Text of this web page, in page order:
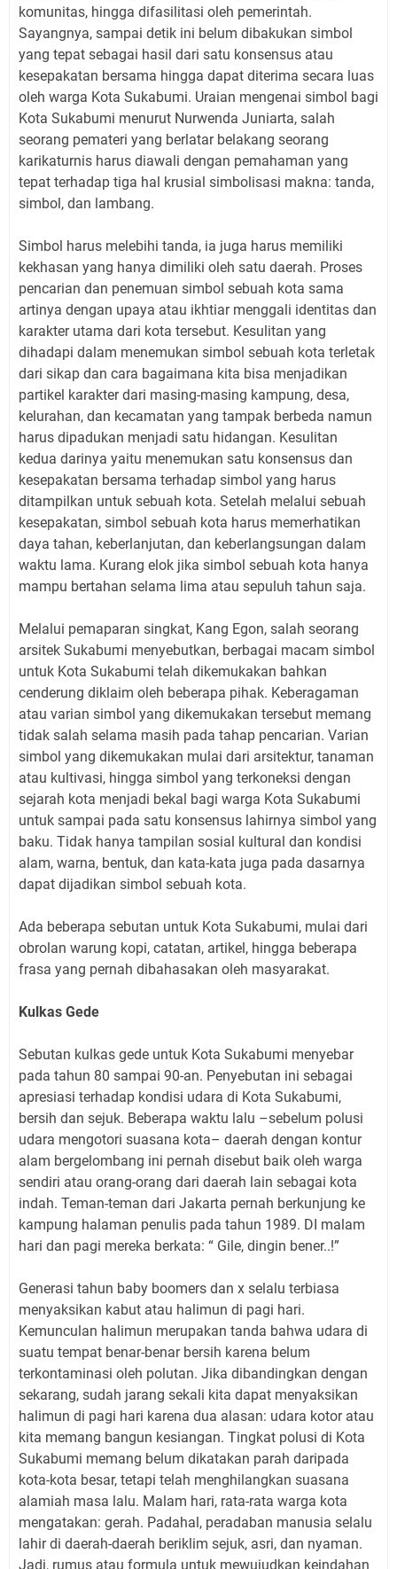
komunitas, hingga difasilitasi oleh pemerintah.
Sayangnya, sampai detik ini belum dibakukan simbol
yang tepat sebagai hasil dari satu konsensus atau
kesepakatan bersama hingga dapat diterima secara luas
oleh warga Kota Sukabumi. Uraian mengenai simbol bagi
Kota Sukabumi menurut Nurwenda Juniarta, salah
seorang pemateri yang berlatar belakang seorang
karikaturnis harus diawali dengan pemahaman yang
tepat terhadap tiga hal krusial simbolisasi makna: tanda,
simbol, dan lambang.
Simbol harus melebihi tanda, ia juga harus memiliki
kekhasan yang hanya dimiliki oleh satu daerah. Proses
pencarian dan penemuan simbol sebuah kota sama
artinya dengan upaya atau ikhtiar menggali identitas dan
karakter utama dari kota tersebut. Kesulitan yang
dihadapi dalam menemukan simbol sebuah kota terletak
dari sikap dan cara bagaimana kita bisa menjadikan
partikel karakter dari masing-masing kampung, desa,
kelurahan, dan kecamatan yang tampak berbeda namun
harus dipadukan menjadi satu hidangan. Kesulitan
kedua darinya yaitu menemukan satu konsensus dan
kesepakatan bersama terhadap simbol yang harus
ditampilkan untuk sebuah kota. Setelah melalui sebuah
kesepakatan, simbol sebuah kota harus memerhatikan
daya tahan, keberlanjutan, dan keberlangsungan dalam
waktu lama. Kurang elok jika simbol sebuah kota hanya
mampu bertahan selama lima atau sepuluh tahun saja.
Melalui pemaparan singkat, Kang Egon, salah seorang
arsitek Sukabumi menyebutkan, berbagai macam simbol
untuk Kota Sukabumi telah dikemukakan bahkan
cenderung diklaim oleh beberapa pihak. Keberagaman
atau varian simbol yang dikemukakan tersebut memang
tidak salah selama masih pada tahap pencarian. Varian
simbol yang dikemukakan mulai dari arsitektur, tanaman
atau kultivasi, hingga simbol yang terkoneksi dengan
sejarah kota menjadi bekal bagi warga Kota Sukabumi
untuk sampai pada satu konsensus lahirnya simbol yang
baku. Tidak hanya tampilan sosial kultural dan kondisi
alam, warna, bentuk, dan kata-kata juga pada dasarnya
dapat dijadikan simbol sebuah kota.
Ada beberapa sebutan untuk Kota Sukabumi, mulai dari
obrolan warung kopi, catatan, artikel, hingga beberapa
frasa yang pernah dibahasakan oleh masyarakat.
Kulkas Gede
Sebutan kulkas gede untuk Kota Sukabumi menyebar
pada tahun 80 sampai 90-an. Penyebutan ini sebagai
apresiasi terhadap kondisi udara di Kota Sukabumi,
bersih dan sejuk. Beberapa waktu lalu –sebelum polusi
udara mengotori suasana kota– daerah dengan kontur
alam bergelombang ini pernah disebut baik oleh warga
sendiri atau orang-orang dari daerah lain sebagai kota
indah. Teman-teman dari Jakarta pernah berkunjung ke
kampung halaman penulis pada tahun 1989. DI malam
hari dan pagi mereka berkata: “ Gile, dingin bener..!”
Generasi tahun baby boomers dan x selalu terbiasa
menyaksikan kabut atau halimun di pagi hari.
Kemunculan halimun merupakan tanda bahwa udara di
suatu tempat benar-benar bersih karena belum
terkontaminasi oleh polutan. Jika dibandingkan dengan
sekarang, sudah jarang sekali kita dapat menyaksikan
halimun di pagi hari karena dua alasan: udara kotor atau
kita memang bangun kesiangan. Tingkat polusi di Kota
Sukabumi memang belum dikatakan parah daripada
kota-kota besar, tetapi telah menghilangkan suasana
alamiah masa lalu. Malam hari, rata-rata warga kota
mengatakan: gerah. Padahal, peradaban manusia selalu
lahir di daerah-daerah beriklim sejuk, asri, dan nyaman.
Jadi, rumus atau formula untuk mewujudkan keindahan